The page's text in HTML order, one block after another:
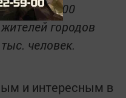
1500
городов
человек.
и интересным в